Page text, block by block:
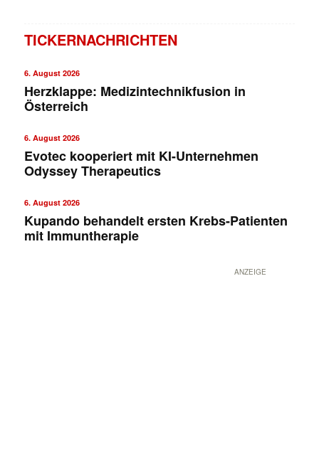
TICKERNACHRICHTEN
6. August 2026
Herzklappe: Medizintechnikfusion in
Österreich
6. August 2026
Evotec kooperiert mit KI-Unternehmen
Odyssey Therapeutics
6. August 2026
Kupando behandelt ersten Krebs-Patienten
mit Immuntherapie
ANZEIGE